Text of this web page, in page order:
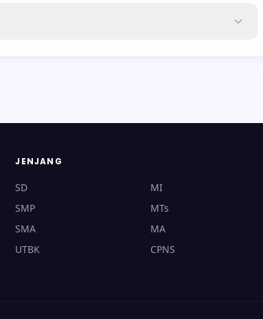
JENJANG
SD
MI
SMP
MTs
SMA
MA
UTBK
CPNS